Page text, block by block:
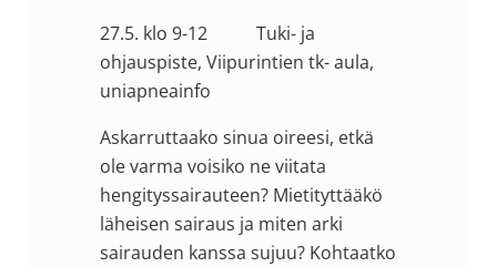
27.5. klo 9-12 Tuki- ja
ohjauspiste, Viipurintien tk- aula,
uniapneainfo
Askarruttaako sinua oireesi, etkä
ole varma voisiko ne viitata
hengityssairauteen? Mietityttääkö
läheisen sairaus ja miten arki
sairauden kanssa sujuu? Kohtaatko